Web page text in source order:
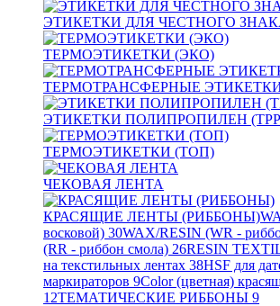
ЭТИКЕТКИ ДЛЯ ЧЕСТНОГО
ТЕРМОЭТИКЕТКИ (ЭКО)
ТЕРМОТРАНСФЕРНЫЕ
ЭТИКЕТКИ ПОЛИПРОПИЛЕН
ТЕРМОЭТИКЕТКИ (ТОП)
ЧЕКОВАЯ ЛЕНТА
КРАСЯЩИЕ ЛЕНТЫ (РИББОНЫ)
восковой) 30WAX/RESIN (WR -
(RR - риббон смола) 26RESIN
на текстильных лентах 38HSF для
маркираторов 9Color (цветная)
12ТЕМАТИЧЕСКИЕ РИББОНЫ 9